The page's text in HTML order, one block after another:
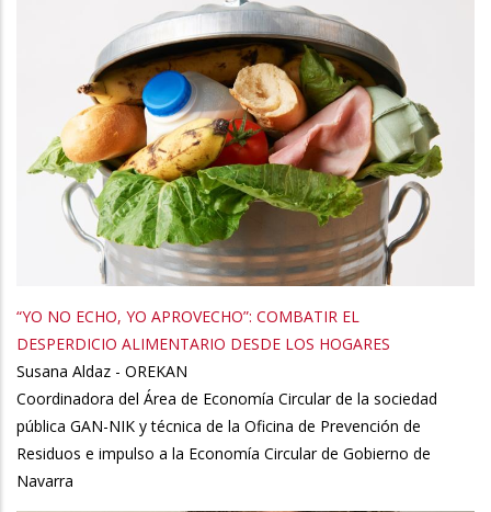
“YO NO ECHO, YO APROVECHO”: COMBATIR EL
DESPERDICIO ALIMENTARIO DESDE LOS HOGARES
Susana Aldaz - OREKAN
Coordinadora del Área de Economía Circular de la sociedad
pública GAN-NIK y técnica de la Oficina de Prevención de
Residuos e impulso a la Economía Circular de Gobierno de
Navarra